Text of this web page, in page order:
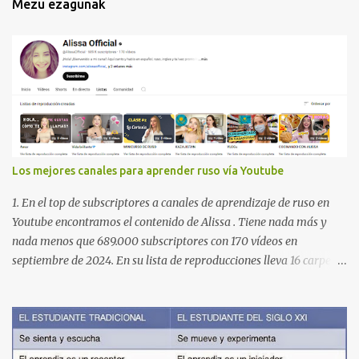
Mezu ezagunak
Los mejores canales para aprender ruso vía Youtube
1. En el top de subscriptores a canales de aprendizaje de ruso en
Youtube encontramos el contenido de Alissa . Tiene nada más y
nada menos que 689.000 subscriptores con 170 vídeos en
septiembre de 2024. En su lista de reproducciones lleva 16 carpetas
de Anastasia G . con 224.000 subscriptores y 97 vídeos en
septiembre de 2024. Anastasia tiene una lista de reproducción